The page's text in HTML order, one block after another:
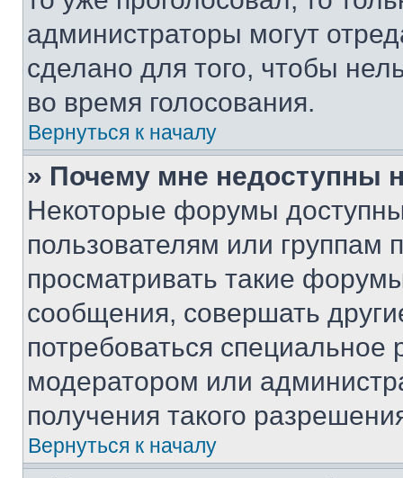
администраторы могут
сделано для того, чтобы
во время голосования.
Вернуться к началу
» Почему мне недоступны
Некоторые форумы
пользователям или группам
просматривать такие
сообщения, совершать
потребоваться
модератором или
получения такого
Вернуться к началу